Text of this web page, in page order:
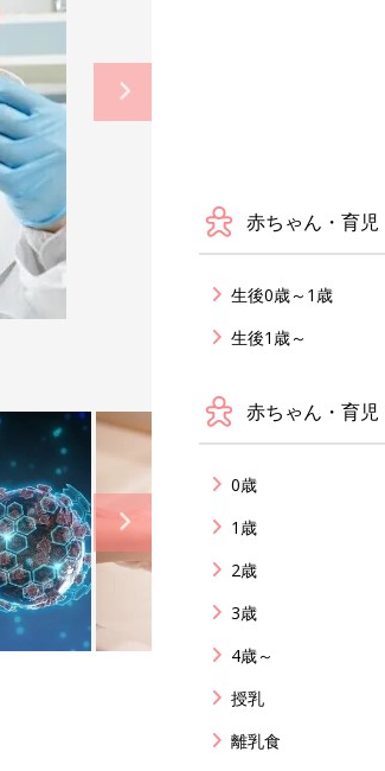
赤ちゃん・育児
生後0歳～1歳
生後1歳～
赤ちゃん・育児
0歳
1歳
2歳
3歳
4歳～
授乳
離乳食